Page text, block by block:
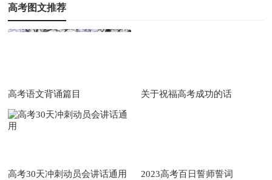
高考图文推荐
高考语文背诵篇目 关于祝福高考成功的话
高考30天冲刺动员会讲话通用 2023高考百日誓师誓词